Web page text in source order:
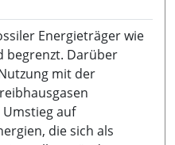
Energieträger wie
begrenzt. Darüber
mit der
auf
die sich als